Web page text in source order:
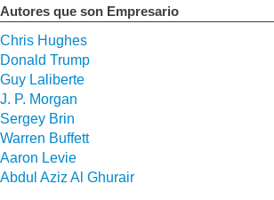
Autores que son Empresario
Chris Hughes
Donald Trump
Guy Laliberte
J. P. Morgan
Sergey Brin
Warren Buffett
Aaron Levie
Abdul Aziz Al Ghurair